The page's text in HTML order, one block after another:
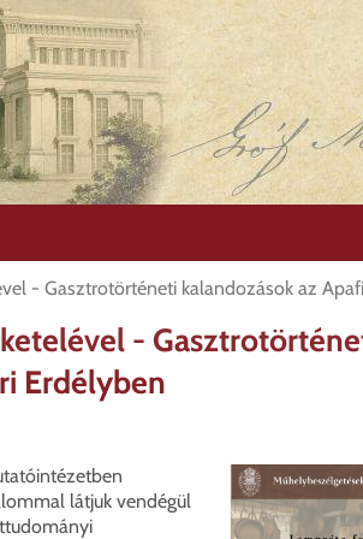
- Gasztrotörténeti kalandozások az
-
Erdélyben
látjuk vendégül